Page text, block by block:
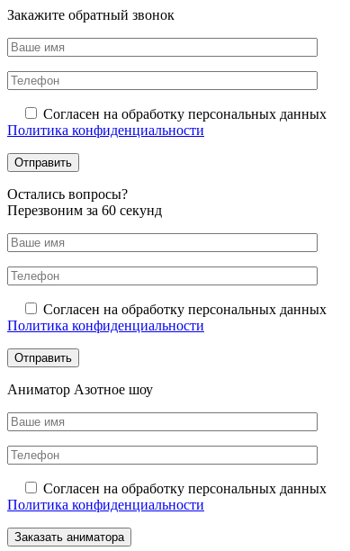
Закажите обратный звонок
Согласен на обработку персональных данных
Политика конфиденциальности
Оcтались вопросы?
Перезвоним за 60 секунд
Согласен на обработку персональных данных
Политика конфиденциальности
Аниматор Азотное шоу
Согласен на обработку персональных данных
Политика конфиденциальности